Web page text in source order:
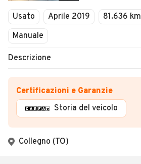
Usato Aprile 2019 81.636 km
Manuale
Descrizione
Certificazioni e Garanzie
Storia del veicolo
Collegno (TO)